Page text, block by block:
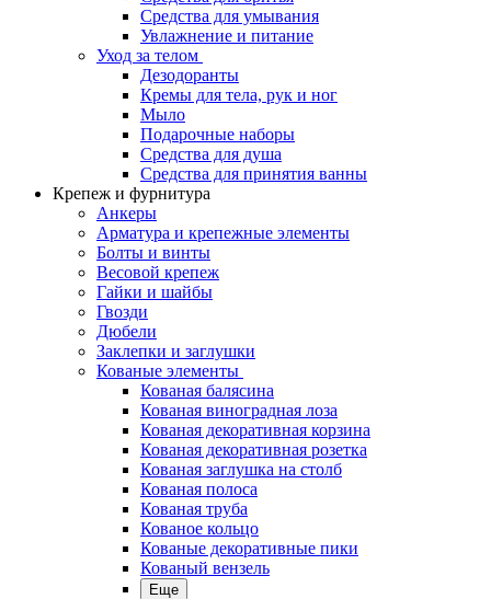
Средства для умывания
Увлажнение и питание
Уход за телом
Дезодоранты
Кремы для тела, рук и ног
Мыло
Подарочные наборы
Средства для душа
Средства для принятия ванны
Крепеж и фурнитура
Анкеры
Арматура и крепежные элементы
Болты и винты
Весовой крепеж
Гайки и шайбы
Гвозди
Дюбели
Заклепки и заглушки
Кованые элементы
Кованая балясина
Кованая виноградная лоза
Кованая декоративная корзина
Кованая декоративная розетка
Кованая заглушка на столб
Кованая полоса
Кованая труба
Кованое кольцо
Кованые декоративные пики
Кованый вензель
Еще